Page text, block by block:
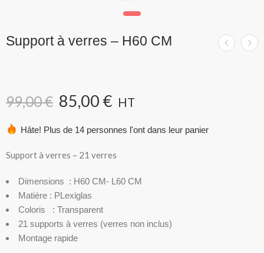
Support à verres – H60 CM
99,00€ 85,00 € HT
Hâte! Plus de 14 personnes l'ont dans leur panier
Support à verres – 21 verres
Dimensions : H60 CM- L60 CM
Matière : PLexiglas
Coloris : Transparent
21 supports à verres (verres non inclus)
Montage rapide